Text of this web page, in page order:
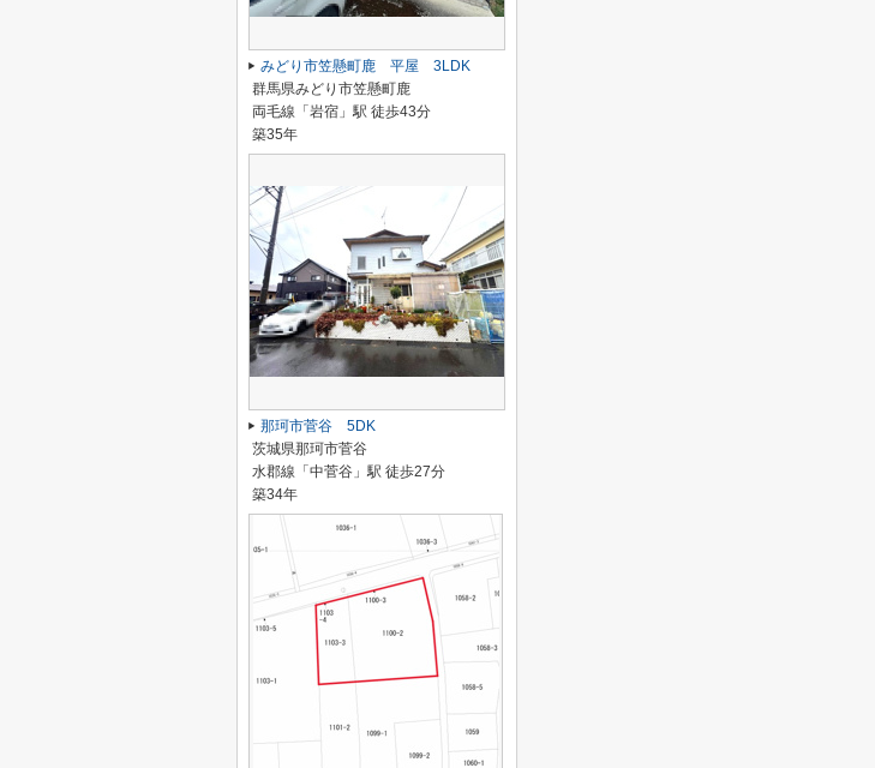
みどり市笠懸町鹿 平屋 3LDK
群馬県みどり市笠懸町鹿
両毛線「岩宿」駅 徒歩43分
築35年
那珂市菅谷 5DK
茨城県那珂市菅谷
水郡線「中菅谷」駅 徒歩27分
築34年